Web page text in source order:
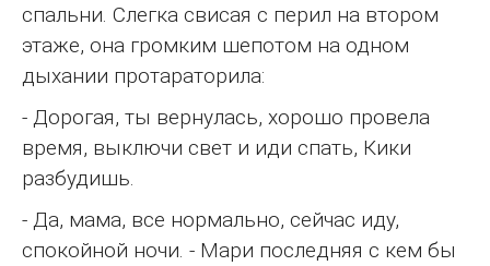
спальни. Слегка свисая с перил на втором
этаже, она громким шепотом на одном
дыхании протараторила:
- Дорогая, ты вернулась, хорошо провела
время, выключи свет и иди спать, Кики
разбудишь.
- Да, мама, все нормально, сейчас иду,
спокойной ночи. - Мари последняя с кем бы